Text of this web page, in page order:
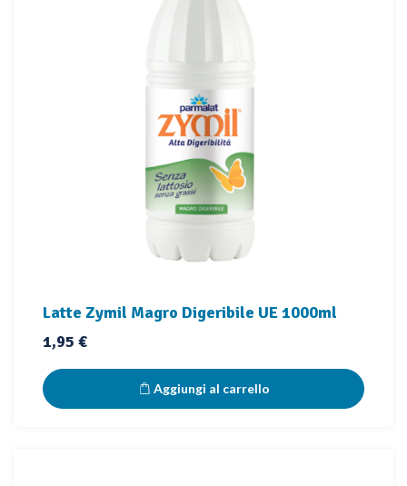
Latte Zymil Magro Digeribile UE 1000ml
Prezzo
1,95 €
Aggiungi al carrello